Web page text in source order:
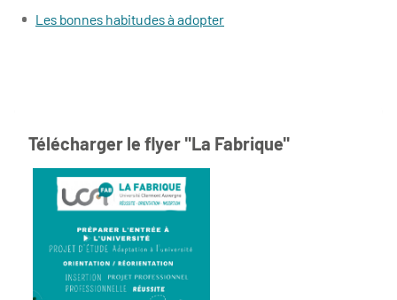
Les bonnes habitudes à adopter
Télécharger le flyer "La Fabrique"